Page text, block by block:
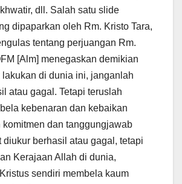
dll. Salah satu slide
dipaparkan oleh Rm. Kristo Tara,
tentang perjuangan Rm.
[Alm] menegaskan demikian
lakukan di dunia ini, janganlah
atau gagal. Tetapi teruslah
kebenaran dan kebaikan
dan tanggungjawab
diukur berhasil atau gagal, tetapi
Kerajaan Allah di dunia,
sendiri membela kaum